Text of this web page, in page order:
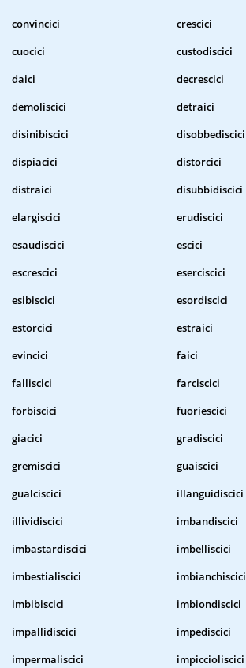
convincici
crescici
cuocici
custodiscici
daici
decrescici
demoliscici
detraici
disinibiscici
disobbediscici
dispiacici
distorcici
distraici
disubbidiscici
elargiscici
erudiscici
esaudiscici
escici
escrescici
eserciscici
esibiscici
esordiscici
estorcici
estraici
evincici
faici
falliscici
farciscici
forbiscici
fuoriescici
giacici
gradiscici
gremiscici
guaiscici
gualciscici
illanguidiscici
illividiscici
imbandiscici
imbastardiscici
imbelliscici
imbestialiscici
imbianchiscici
imbibiscici
imbiondiscici
impallidiscici
impediscici
impermaliscici
impiccioliscici